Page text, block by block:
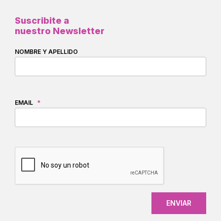
Suscribite a
nuestro Newsletter
NOMBRE Y APELLIDO
EMAIL *